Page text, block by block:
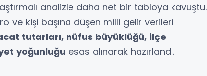
analizle daha net bir tabloya kavuştu.
ve kişi başına düşen milli gelir verileri
tutarları, nüfus büyüklüğü, ilçe
yoğunluğu esas alınarak hazırlandı.